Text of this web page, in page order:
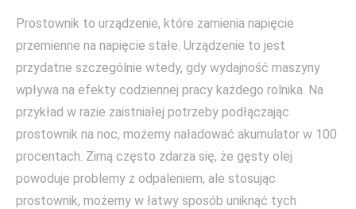
Prostownik to urządzenie, które zamienia napięcie
przemienne na napięcie stałe. Urządzenie to jest
przydatne szczególnie wtedy, gdy wydajność maszyny
wpływa na efekty codziennej pracy każdego rolnika. Na
przykład w razie zaistniałej potrzeby podłączając
prostownik na noc, możemy naładować akumulator w 100
procentach. Zimą często zdarza się, że gęsty olej
powoduje problemy z odpaleniem, ale stosując
prostownik, możemy w łatwy sposób uniknąć tych